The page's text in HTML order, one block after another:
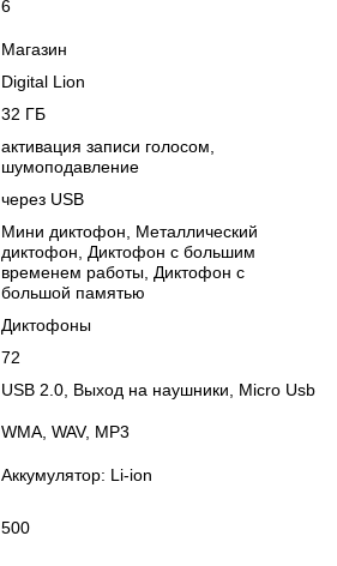
6
Магазин
Digital Lion
32 ГБ
активация записи голосом,
шумоподавление
через USB
Мини диктофон, Металлический
диктофон, Диктофон с большим
временем работы, Диктофон с
большой памятью
Диктофоны
72
USB 2.0, Выход на наушники, Micro Usb
WMA, WAV, MP3
Аккумулятор: Li-ion
500